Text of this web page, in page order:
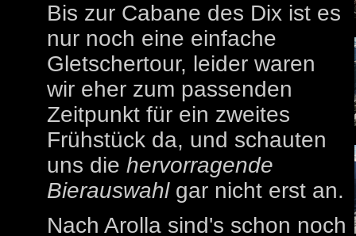
Bis zur Cabane des Dix ist es
nur noch eine einfache
Gletschertour, leider waren
wir eher zum passenden
Zeitpunkt für ein zweites
Frühstück da, und schauten
uns die hervorragende
Bierauswahl gar nicht erst an.
Nach Arolla sind's schon noch